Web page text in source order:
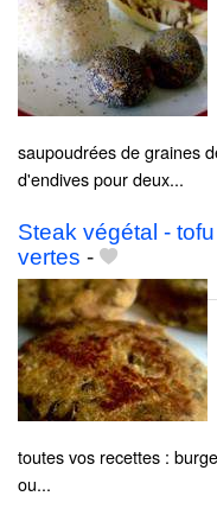
saupoudrées de graines
d'endives pour deux...
Steak végétal -
vertes -
toutes vos recettes :
ou...